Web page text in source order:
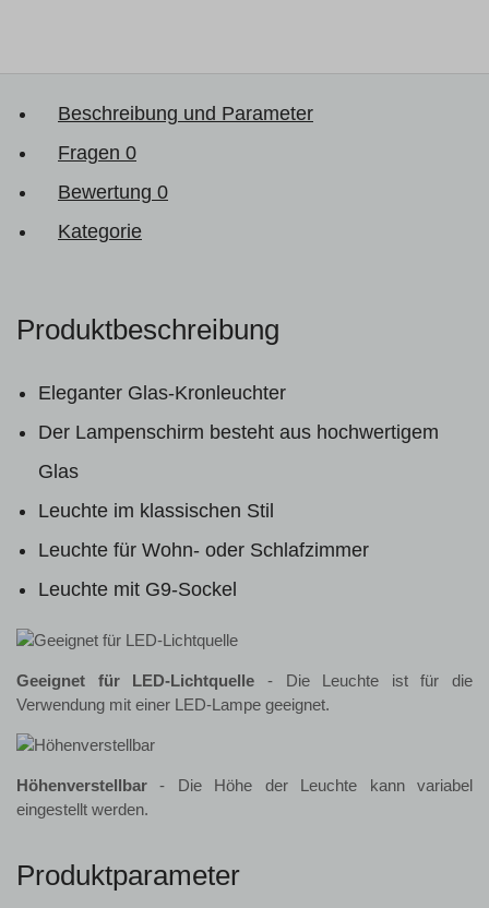
Beschreibung und Parameter
Fragen 0
Bewertung 0
Kategorie
Produktbeschreibung
Eleganter Glas-Kronleuchter
Der Lampenschirm besteht aus hochwertigem
Glas
Leuchte im klassischen Stil
Leuchte für Wohn- oder Schlafzimmer
Leuchte mit G9-Sockel
Geeignet für LED-Lichtquelle - Die Leuchte ist für die
Verwendung mit einer LED-Lampe geeignet.
Höhenverstellbar - Die Höhe der Leuchte kann variabel
eingestellt werden.
Produktparameter